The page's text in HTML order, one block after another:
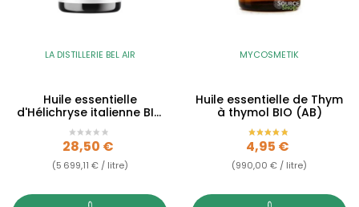
LA DISTILLERIE BEL AIR
Huile essentielle
d'Hélichryse italienne BIO
- Immortelle - 5ml
Prix
28,50 €
(5 699,11 € / litre)
MYCOSMETIK
Huile essentielle de Thym
à thymol BIO (AB)
Prix
4,95 €
(990,00 € / litre)